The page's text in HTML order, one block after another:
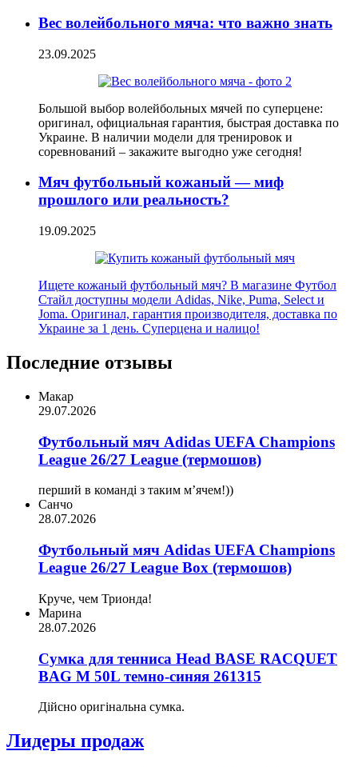
Вес волейбольного мяча: что важно знать
23.09.2025
Большой выбор волейбольных мячей по суперцене:
оригинал, официальная гарантия, быстрая доставка по
Украине. В наличии модели для тренировок и
соревнований – закажите выгодно уже сегодня!
Мяч футбольный кожаный — миф
прошлого или реальность?
19.09.2025
Ищете кожаный футбольный мяч? В магазине Футбол
Стайл доступны модели Adidas, Nike, Puma, Select и
Joma. Оригинал, гарантия производителя, доставка по
Украине за 1 день. Суперцена и налицо!
Последние отзывы
Макар
29.07.2026
Футбольный мяч Adidas UEFA Champions
League 26/27 League (термошов)
перший в команді з таким мʼячем!))
Санчо
28.07.2026
Футбольный мяч Adidas UEFA Champions
League 26/27 League Box (термошов)
Круче, чем Трионда!
Марина
28.07.2026
Сумка для тенниса Head BASE RACQUET
BAG M 50L темно-синяя 261315
Дійсно оригінальна сумка.
Лидеры продаж